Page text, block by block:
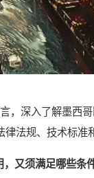
深入了解墨西哥
法规、技术标准
又须满足哪些条